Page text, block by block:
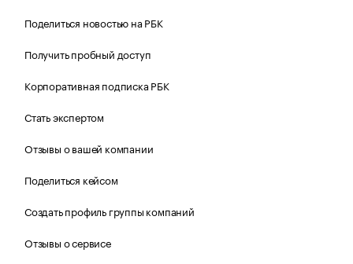
Поделиться новостью на РБК
Получить пробный доступ
Корпоративная подписка РБК
Стать экспертом
Отзывы о вашей компании
Поделиться кейсом
Создать профиль группы компаний
Отзывы о сервисе